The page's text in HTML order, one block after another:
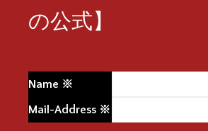
の公式】
Name ※
Mail-Address ※